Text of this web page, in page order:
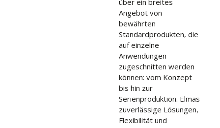
über ein breites
Angebot von
bewährten
Standardprodukten, die
auf einzelne
Anwendungen
zugeschnitten werden
können: vom Konzept
bis hin zur
Serienproduktion. Elmas
zuverlässige Lösungen,
Flexibilität und